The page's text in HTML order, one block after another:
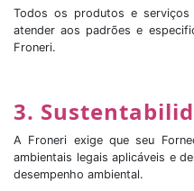
Todos os produtos e serviços
atender aos padrões e
Froneri.
3.
A Froneri exige que seu
ambientais legais aplicáveis e
desempenho ambiental.